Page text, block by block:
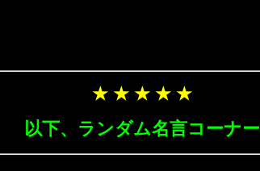
★ ★ ★ ★ ★
以下、ランダム名言コーナー